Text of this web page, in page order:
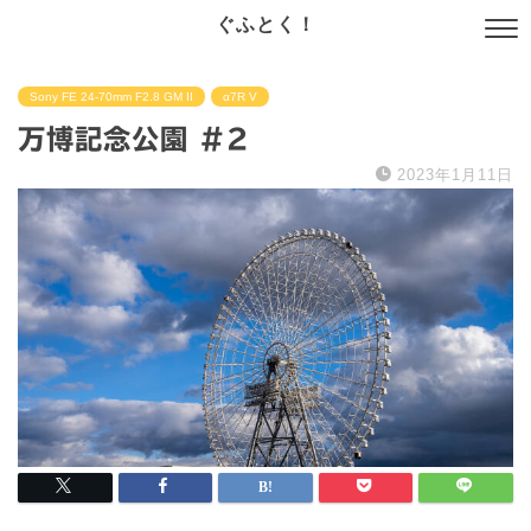
ぐふとく！
Sony FE 24-70mm F2.8 GM II α7R V
万博記念公園 #2
2023年1月11日